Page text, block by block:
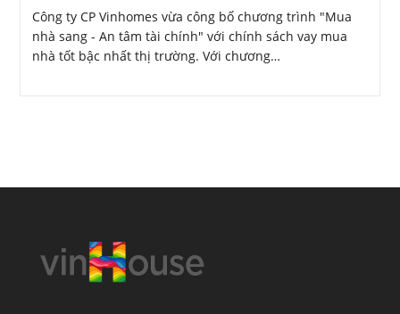
Công ty CP Vinhomes vừa công bố chương trình "Mua
nhà sang - An tâm tài chính" với chính sách vay mua
nhà tốt bậc nhất thị trường. Với chương…